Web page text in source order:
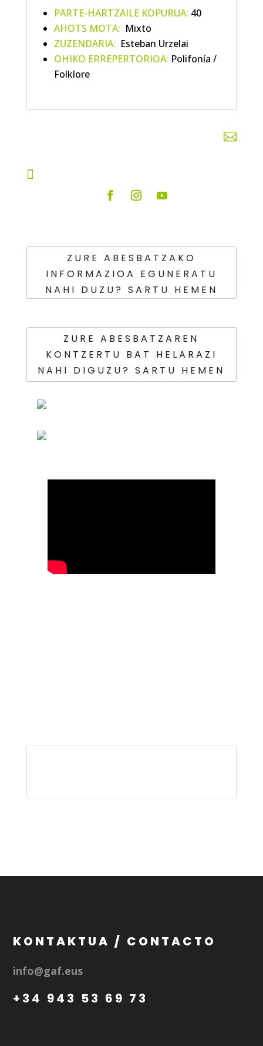
PARTE-HARTZAILE KOPURUA: 40
AHOTS MOTA: Mixto
ZUZENDARIA: Esteban Urzelai
OHIKO ERREPERTORIOA: Polifonía /
Folklore


ZURE ABESBATZAKO
INFORMAZIOA EGUNERATU
NAHI DUZU? SARTU HEMEN
ZURE ABESBATZAREN
KONTZERTU BAT HELARAZI
NAHI DIGUZU? SARTU HEMEN
KONTAKTUA / CONTACTO
info@gaf.eus
+34 943 53 69 73